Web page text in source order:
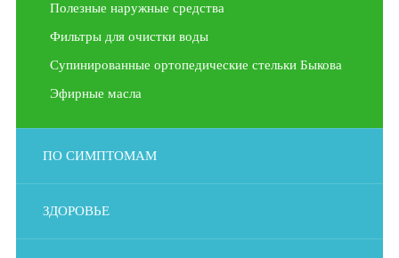
Полезные наружные средства
Фильтры для очистки воды
Супинированные ортопедические стельки Быкова
Эфирные масла
ПО СИМПТОМАМ
ЗДОРОВЬЕ